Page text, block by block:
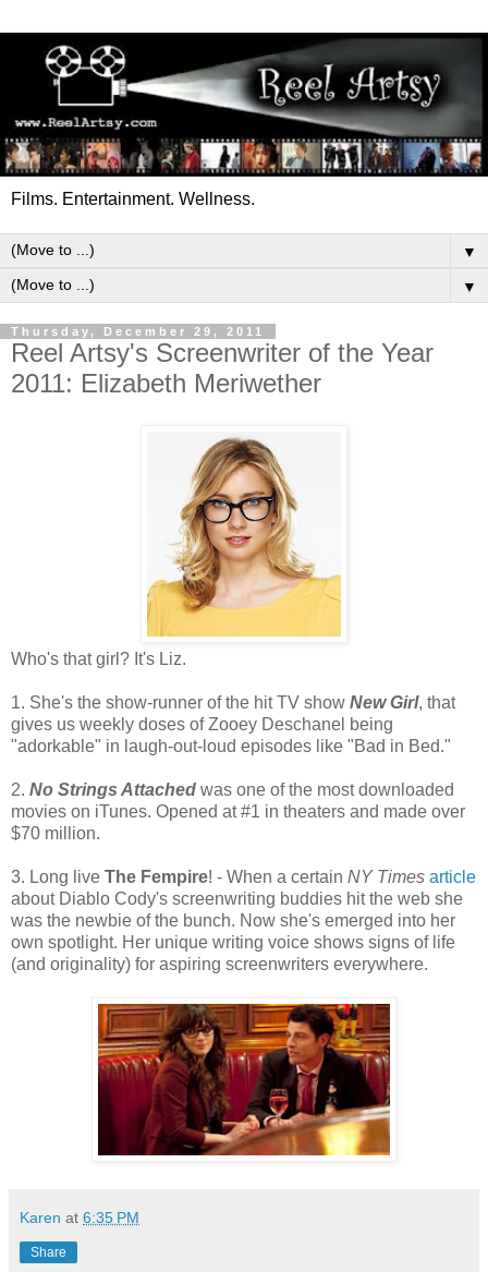
Films. Entertainment. Wellness.
▼
▼
Thursday, December 29, 2011
Reel Artsy's Screenwriter of the Year
2011: Elizabeth Meriwether
Who's that girl? It's Liz.
1. She's the show-runner of the hit TV show New Girl, that
gives us weekly doses of Zooey Deschanel being
"adorkable" in laugh-out-loud episodes like "Bad in Bed."
2. No Strings Attached was one of the most downloaded
movies on iTunes. Opened at #1 in theaters and made over
$70 million.
3. Long live The Fempire! - When a certain NY Times article
about Diablo Cody's screenwriting buddies hit the web she
was the newbie of the bunch. Now she's emerged into her
own spotlight. Her unique writing voice shows signs of life
(and originality) for aspiring screenwriters everywhere.
Karen at 6:35 PM
Share